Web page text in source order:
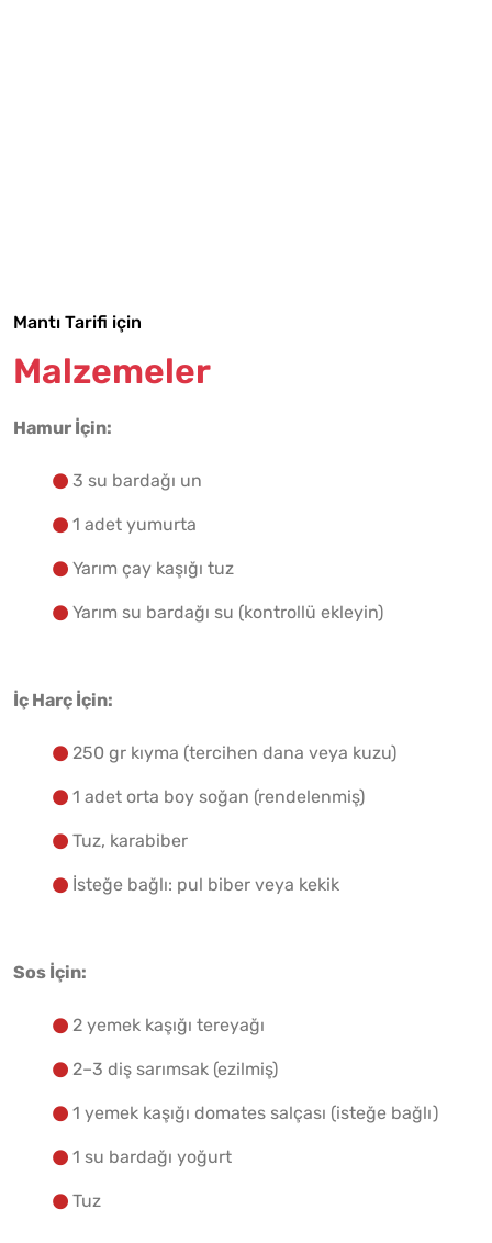
Mantı Tarifi için
Malzemeler
Hamur İçin:
3 su bardağı un
1 adet yumurta
Yarım çay kaşığı tuz
Yarım su bardağı su (kontrollü ekleyin)
İç Harç İçin:
250 gr kıyma (tercihen dana veya kuzu)
1 adet orta boy soğan (rendelenmiş)
Tuz, karabiber
İsteğe bağlı: pul biber veya kekik
Sos İçin:
2 yemek kaşığı tereyağı
2–3 diş sarımsak (ezilmiş)
1 yemek kaşığı domates salçası (isteğe bağlı)
1 su bardağı yoğurt
Tuz